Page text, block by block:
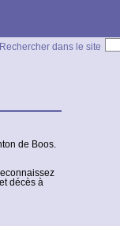
Rechercher dans le site
de Boos.
décès à